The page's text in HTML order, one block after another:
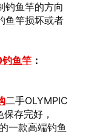
钓鱼竿的方向
鱼竿损坏或者
鱼竿：
二手OLYMPIC
存完好，
一款高端钓鱼